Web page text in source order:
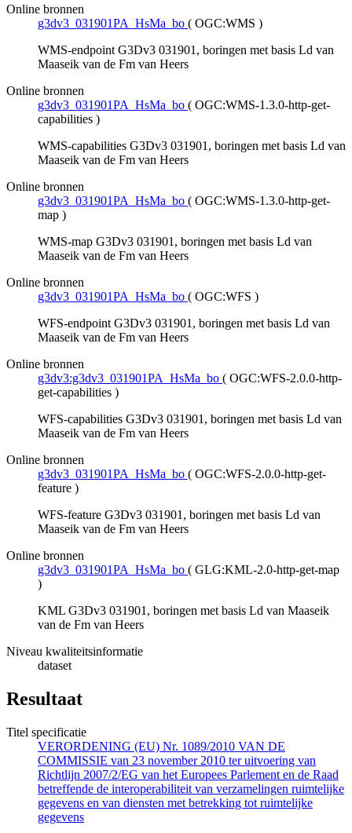
Online bronnen
g3dv3_031901PA_HsMa_bo ( OGC:WMS )
WMS-endpoint G3Dv3 031901, boringen met basis Ld van
Maaseik van de Fm van Heers
Online bronnen
g3dv3_031901PA_HsMa_bo ( OGC:WMS-1.3.0-http-get-
capabilities )
WMS-capabilities G3Dv3 031901, boringen met basis Ld van
Maaseik van de Fm van Heers
Online bronnen
g3dv3_031901PA_HsMa_bo ( OGC:WMS-1.3.0-http-get-
map )
WMS-map G3Dv3 031901, boringen met basis Ld van
Maaseik van de Fm van Heers
Online bronnen
g3dv3_031901PA_HsMa_bo ( OGC:WFS )
WFS-endpoint G3Dv3 031901, boringen met basis Ld van
Maaseik van de Fm van Heers
Online bronnen
g3dv3:g3dv3_031901PA_HsMa_bo ( OGC:WFS-2.0.0-http-
get-capabilities )
WFS-capabilities G3Dv3 031901, boringen met basis Ld van
Maaseik van de Fm van Heers
Online bronnen
g3dv3_031901PA_HsMa_bo ( OGC:WFS-2.0.0-http-get-
feature )
WFS-feature G3Dv3 031901, boringen met basis Ld van
Maaseik van de Fm van Heers
Online bronnen
g3dv3_031901PA_HsMa_bo ( GLG:KML-2.0-http-get-map
)
KML G3Dv3 031901, boringen met basis Ld van Maaseik
van de Fm van Heers
Niveau kwaliteitsinformatie
dataset
Resultaat
Titel specificatie
VERORDENING (EU) Nr. 1089/2010 VAN DE
COMMISSIE van 23 november 2010 ter uitvoering van
Richtlijn 2007/2/EG van het Europees Parlement en de Raad
betreffende de interoperabiliteit van verzamelingen ruimtelijke
gegevens en van diensten met betrekking tot ruimtelijke
gegevens